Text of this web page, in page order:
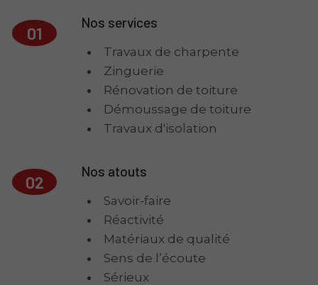
01
Nos services
Travaux de charpente
Zinguerie
Rénovation de toiture
Démoussage de toiture
Travaux d'isolation
02
Nos atouts
Savoir-faire
Réactivité
Matériaux de qualité
Sens de l’écoute
Sérieux